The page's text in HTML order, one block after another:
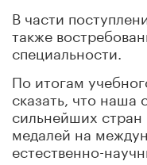
В части
также
специальности.
По итогам
сказать, что наша
сильнейших
медалей на
естественно-